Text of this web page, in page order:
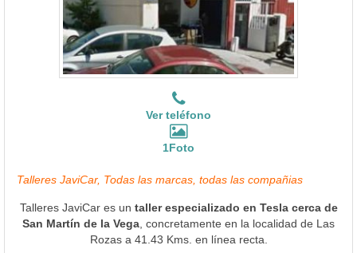
Ver teléfono
1Foto
Talleres JaviCar, Todas las marcas, todas las compañias
Talleres JaviCar es un taller especializado en Tesla cerca de
San Martín de la Vega , concretamente en la localidad de Las
Rozas a 41.43 Kms. en línea recta.